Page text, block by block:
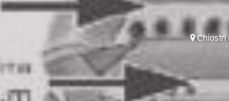
Chiostri